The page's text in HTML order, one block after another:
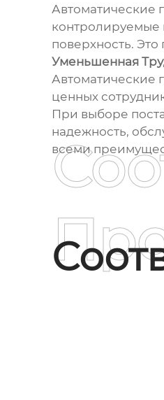
Автоматические
контролируемые
поверхность.
Уменьшенная
Автоматические
ценных
При выборе
надежность,
всеми